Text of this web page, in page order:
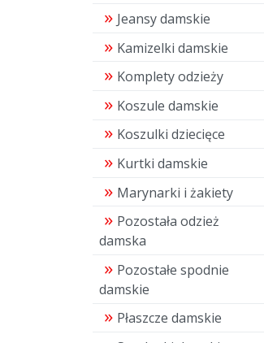
Jeansy damskie
Kamizelki damskie
Komplety odzieży
Koszule damskie
Koszulki dziecięce
Kurtki damskie
Marynarki i żakiety
Pozostała odzież
damska
Pozostałe spodnie
damskie
Płaszcze damskie